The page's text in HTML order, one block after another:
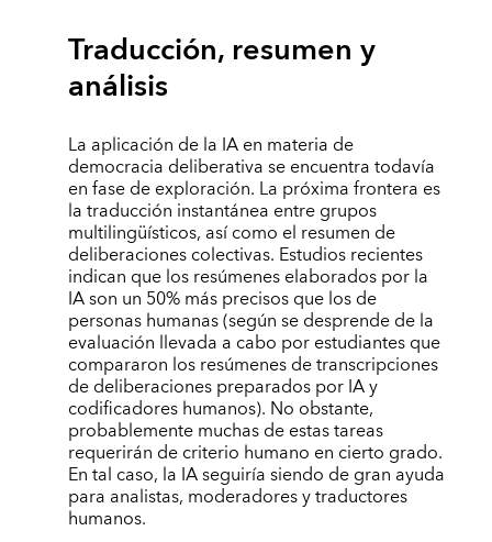
Traducción, resumen y
análisis
La aplicación de la IA en materia de
democracia deliberativa se encuentra todavía
en fase de exploración. La próxima frontera es
la traducción instantánea entre grupos
multilingüísticos, así como el resumen de
deliberaciones colectivas. Estudios recientes
indican que los resúmenes elaborados por la
IA son un 50% más precisos que los de
personas humanas (según se desprende de la
evaluación llevada a cabo por estudiantes que
compararon los resúmenes de transcripciones
de deliberaciones preparados por IA y
codificadores humanos). No obstante,
probablemente muchas de estas tareas
requerirán de criterio humano en cierto grado.
En tal caso, la IA seguiría siendo de gran ayuda
para analistas, moderadores y traductores
humanos.